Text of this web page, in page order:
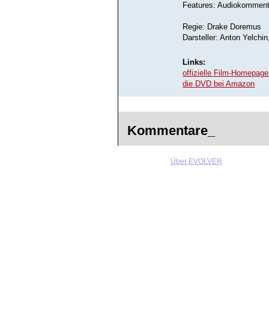
Features:
Regie: Drake Doremus
Darsteller: Anton
Links:
offizielle Film-
die DVD bei Amazon
Kommentare_
Über EVOLVER